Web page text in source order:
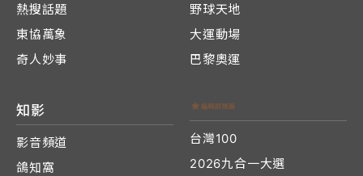
熱搜話題
東協萬象
奇人妙事
野球天地
大運動場
巴黎奧運
知影
影音頻道
鴿知窩
台灣100
2026九合一大選